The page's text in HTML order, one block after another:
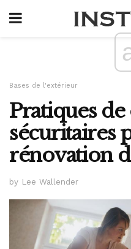
Bases de l'extérieur
Pratiques
sécuritaires
rénovation
by Lee Wallender